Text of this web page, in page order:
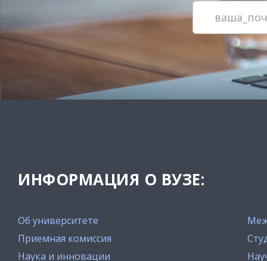
ИНФОРМАЦИЯ О ВУЗЕ:
Об университете
Приемная комиссия
Наука и инновации